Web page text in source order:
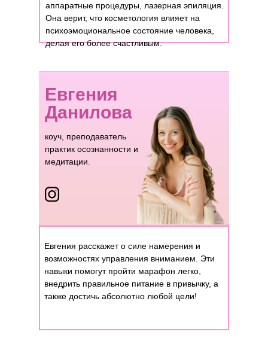
Евгения
Данилова
коуч, преподаватель
практик осознанности и
медитации.
аппаратные процедуры, лазерная эпиляция.
Она верит, что косметология влияет на
психоэмоциональное состояние человека,
делая его более счастливым.
Евгения расскажет о силе намерения и
возможностях управления вниманием. Эти
навыки помогут пройти марафон легко,
внедрить правильное питание в привычку, а
также достичь абсолютно любой цели!